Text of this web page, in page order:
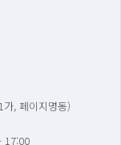
, 페이지명동)
17:00